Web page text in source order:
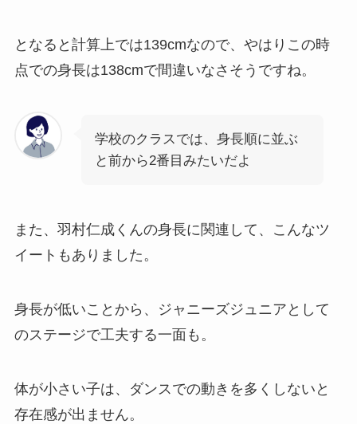
となると計算上では139cmなので、やはりこの時
点での身長は138cmで間違いなさそうですね。
学校のクラスでは、身長順に並ぶ
と前から2番目みたいだよ
また、羽村仁成くんの身長に関連して、こんなツ
イートもありました。
身長が低いことから、ジャニーズジュニアとして
のステージで工夫する一面も。
体が小さい子は、ダンスでの動きを多くしないと
存在感が出ません。